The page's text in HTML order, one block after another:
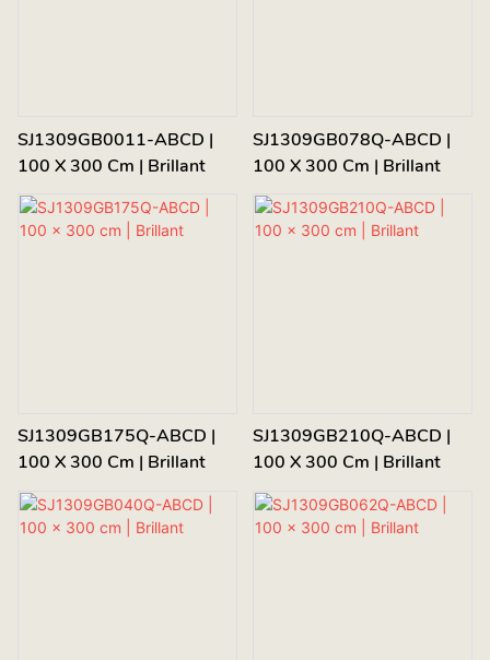
SJ1309GB0011-ABCD |
100 X 300 Cm | Brillant
SJ1309GB078Q-ABCD |
100 X 300 Cm | Brillant
SJ1309GB175Q-ABCD |
100 X 300 Cm | Brillant
SJ1309GB210Q-ABCD |
100 X 300 Cm | Brillant